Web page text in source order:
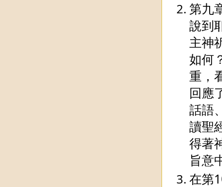
第九
說到
主神
如何
重，
回應
話語
讀聖
得著
旨意
在第